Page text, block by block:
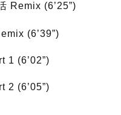
Remix (6’25”)
(6’39”)
1 (6’02”)
2 (6’05”)